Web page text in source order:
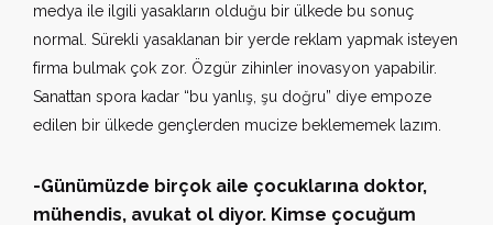
medya ile ilgili yasakların olduğu bir ülkede bu sonuç
normal. Sürekli yasaklanan bir yerde reklam yapmak isteyen
firma bulmak çok zor. Özgür zihinler inovasyon yapabilir.
Sanattan spora kadar “bu yanlış, şu doğru” diye empoze
edilen bir ülkede gençlerden mucize beklememek lazım.
-Günümüzde birçok aile çocuklarına doktor,
mühendis, avukat ol diyor. Kimse çocuğum